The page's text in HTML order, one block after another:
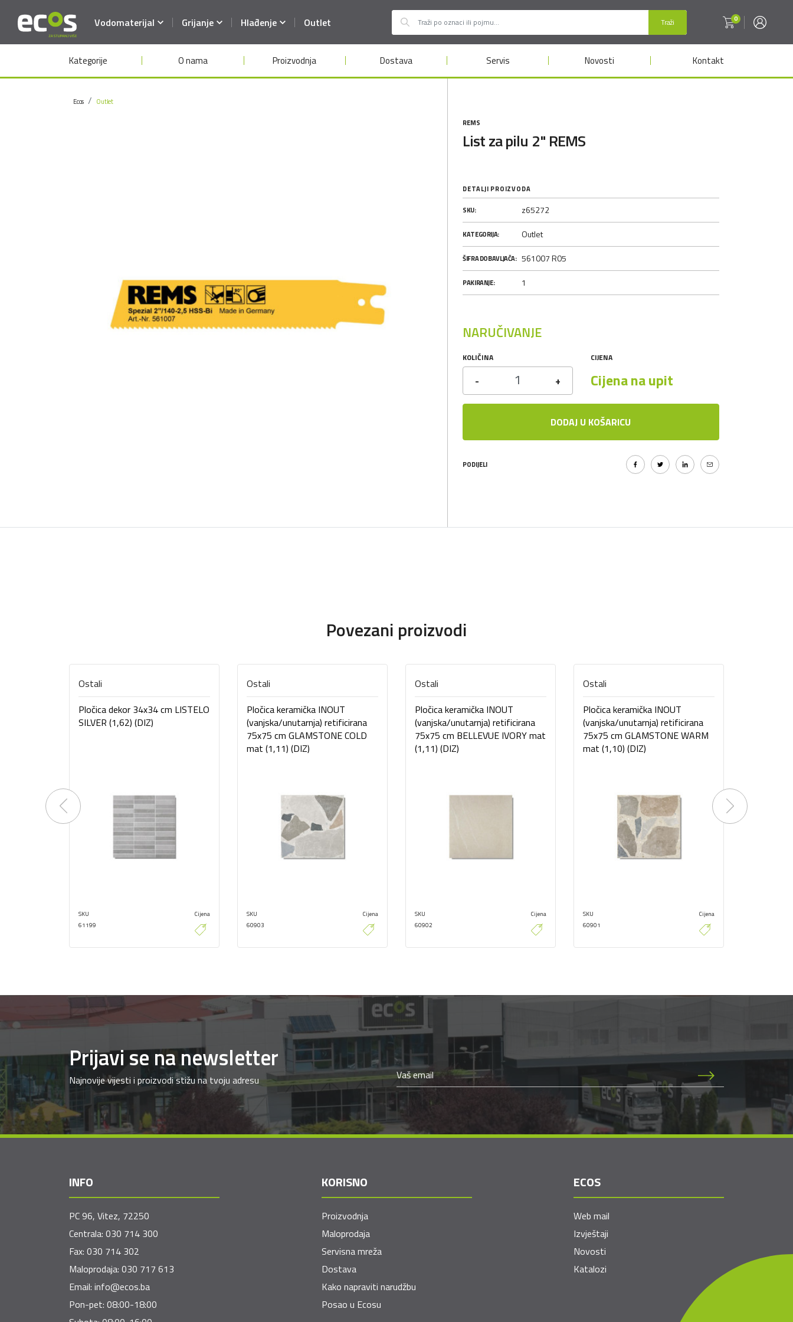
Traži 0
Vodomaterijal Grijanje Hlađenje Outlet
Kategorije O nama Proizvodnja Dostava Servis Novosti Kontakt
Ecos Outlet
REMS
List za pilu 2" REMS
DETALJI PROIZVODA
SKU: z65272
KATEGORIJA: Outlet
ŠIFRA DOBAVLJAČA: 561007 R05
PAKIRANJE: 1
NARUČIVANJE
KOLIČINA
- +
CIJENA
Cijena na upit
DODAJ U KOŠARICU
PODIJELI
Povezani proizvodi
Ostali
Pločica dekor 34x34 cm LISTELO
SILVER (1,62) (DIZ)
SKU
61199
Cijena
Ostali
Pločica keramička INOUT
(vanjska/unutarnja) retificirana
75x75 cm GLAMSTONE COLD
mat (1,11) (DIZ)
SKU
60903
Cijena
Ostali
Pločica keramička INOUT
(vanjska/unutarnja) retificirana
75x75 cm BELLEVUE IVORY mat
(1,11) (DIZ)
SKU
60902
Cijena
Ostali
Pločica keramička INOUT
(vanjska/unutarnja) retificirana
75x75 cm GLAMSTONE WARM
mat (1,10) (DIZ)
SKU
60901
Cijena
Previous Next
Prijavi se na newsletter
Najnovije vijesti i proizvodi stižu na tvoju adresu
INFO
PC 96, Vitez, 72250
Centrala: 030 714 300
Fax: 030 714 302
Maloprodaja: 030 717 613
Email: info@ecos.ba
Pon-pet: 08:00-18:00
KORISNO
Proizvodnja
Maloprodaja
Servisna mreža
Dostava
Kako napraviti narudžbu
Posao u Ecosu
ECOS
Web mail
Izvještaji
Novosti
Katalozi